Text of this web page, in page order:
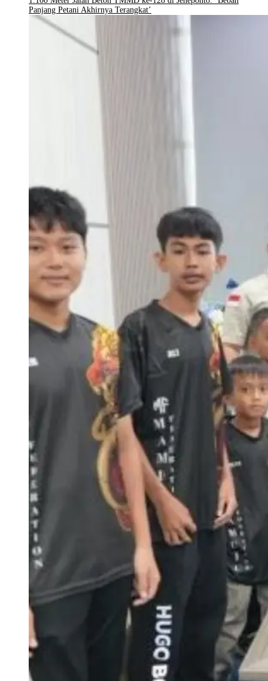
Panjang Petani Akhirnya Terangkat’